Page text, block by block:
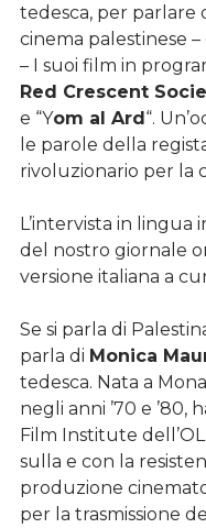
tedesca, per parlare
cinema palestinese –
– I suoi film in
Red Crescent
e “Yom al Ard“.
le parole della
rivoluzionario per la
L’intervista in lingua
del nostro giornale
versione italiana a
Se si parla di
parla di Monica
tedesca. Nata a
negli anni ’70 e ’80,
Film Institute
sulla e con la
produzione
per la trasmissione